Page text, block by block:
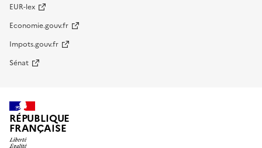
EUR-lex
Economie.gouv.fr
Impots.gouv.fr
Sénat
RÉPUBLIQUE
FRANÇAISE